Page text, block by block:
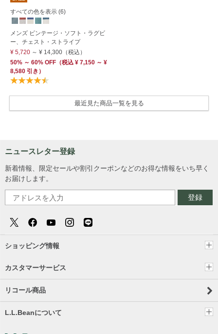
すべての色を表示 (6)
メンズ ビンテージ・ソフト・ラグビ
ー、チェスト・ストライプ
¥ 5,720～ ¥ 14,300（税込）
50% ～ 60% OFF（税込 ¥ 7,150 ～ ¥
8,580 引き）
最近見た商品一覧を見る
ニュースレター登録
新着情報、限定セールや割引クーポンなどのお得な情報をいち早く
お届けします。
登録
ショッピング情報
カスタマーサービス
リコール商品
L.L.Beanについて